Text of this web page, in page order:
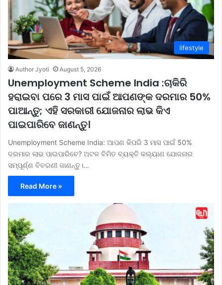
lifestyle
Author Jyoti August 5, 2026
Unemployment Scheme India :ଚାକିରି
ହରାଇବା ପରେ 3 ମାସ ପାଇଁ ଆପଣଙ୍କ ଦରମାର 50%
ପାଆନ୍ତୁ; ଏହି ସରକାରୀ ଯୋଜନାର ଲାଭ କିଏ
ପାଇପାରିବେ ଜାଣନ୍ତୁ।
Unemployment Scheme India: ଆପଣ କିପରି 3 ମାସ ପାଇଁ 50%
ଦରମାର ଲାଭ ପାଇପାରିବେ? ଅଟଳ ବିମିତ ବ୍ୟକ୍ତି କଲ୍ୟାଣ ଯୋଜନାର
ସମ୍ପୂର୍ଣ୍ଣ ବିବରଣୀ ଜାଣନ୍ତୁ।…
Read More »